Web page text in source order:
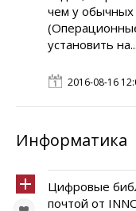
чем у обычных
установить на...
2016-08-16
Информатика
Цифровые
почтой от